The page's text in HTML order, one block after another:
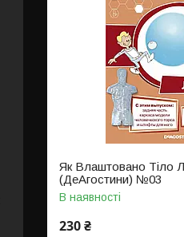
Як Влаштовано Тіло
(ДеАгостини) №03
В наявності
230 ₴